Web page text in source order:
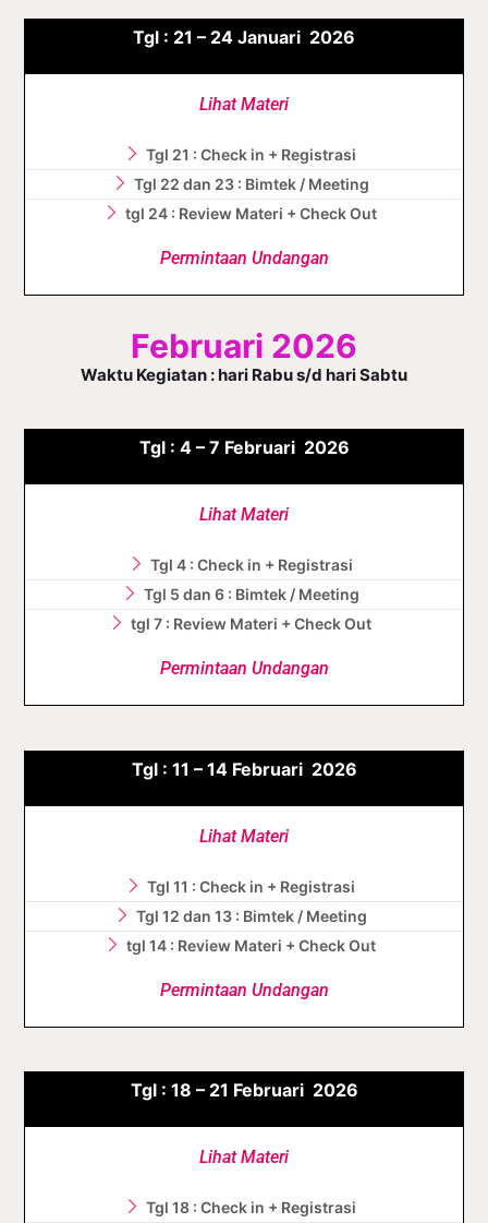
Tgl : 21 – 24 Januari 2026
Lihat Materi
Tgl 21 : Check in + Registrasi
Tgl 22 dan 23 : Bimtek / Meeting
tgl 24 : Review Materi + Check Out
Permintaan Undangan
Februari 2026
Waktu Kegiatan : hari Rabu s/d hari Sabtu
Tgl : 4 – 7 Februari 2026
Lihat Materi
Tgl 4 : Check in + Registrasi
Tgl 5 dan 6 : Bimtek / Meeting
tgl 7 : Review Materi + Check Out
Permintaan Undangan
Tgl : 11 – 14 Februari 2026
Lihat Materi
Tgl 11 : Check in + Registrasi
Tgl 12 dan 13 : Bimtek / Meeting
tgl 14 : Review Materi + Check Out
Permintaan Undangan
Tgl : 18 – 21 Februari 2026
Lihat Materi
Tgl 18 : Check in + Registrasi